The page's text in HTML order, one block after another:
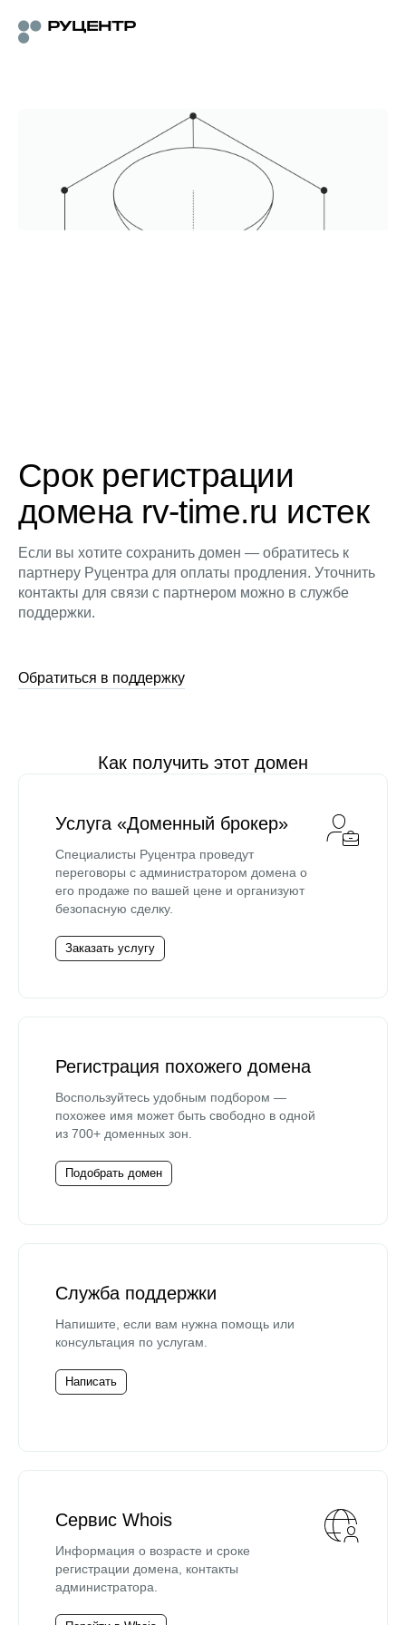
Срок регистрации
домена rv-time.ru истек
Если вы хотите сохранить домен — обратитесь к
партнеру Руцентра для оплаты продления. Уточнить
контакты для связи с партнером можно в службе
поддержки.
Обратиться в поддержку
Как получить этот домен
Услуга «Доменный брокер»
Специалисты Руцентра проведут
переговоры с администратором домена о
его продаже по вашей цене и организуют
безопасную сделку.
Заказать услугу
Регистрация похожего домена
Воспользуйтесь удобным подбором —
похожее имя может быть свободно в одной
из 700+ доменных зон.
Подобрать домен
Служба поддержки
Напишите, если вам нужна помощь или
консультация по услугам.
Написать
Сервис Whois
Информация о возрасте и сроке
регистрации домена, контакты
администратора.